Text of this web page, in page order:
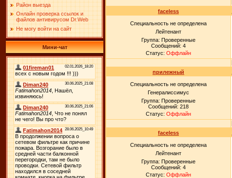
Район выезда
Онлайн проверка ссылок и
файлов антивирусом Dr.Web
Не могу войти на сайт
Мини-чат
faceless
Специальность не определена
Лейтенант
Группа: Проверенные
Сообщений: 4
Статус: Оффлайн
прилежный
Специальность не определена
Генералиссимус
Группа: Проверенные
Сообщений: 218
Статус: Оффлайн
faceless
Специальность не определена
Лейтенант
Группа: Проверенные
Сообщений: 4
Статус: Оффлайн